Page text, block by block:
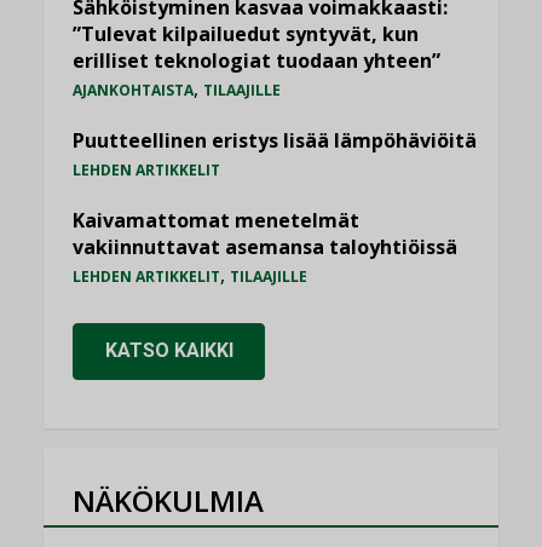
Sähköistyminen kasvaa voimakkaasti:
”Tulevat kilpailuedut syntyvät, kun
erilliset teknologiat tuodaan yhteen”
AJANKOHTAISTA, TILAAJILLE
Puutteellinen eristys lisää lämpöhäviöitä
LEHDEN ARTIKKELIT
Kaivamattomat menetelmät
vakiinnuttavat asemansa taloyhtiöissä
LEHDEN ARTIKKELIT, TILAAJILLE
KATSO KAIKKI
NÄKÖKULMIA